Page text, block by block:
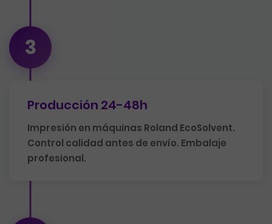
3
Producción 24-48h
Impresión en máquinas Roland EcoSolvent.
Control calidad antes de envío. Embalaje
profesional.